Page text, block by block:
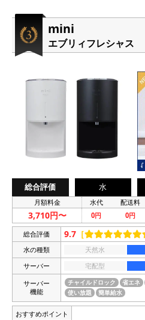
mini
エブリィフレシャス
総合評価 水
月額料金 水代 配送料
3,710円〜 0円 0円
総合評価 9.7 ［
水の種類 天然水
サーバー
宅配型
サーバー
機能
チャイルドロック 省エネ
使い放題
簡単給水
おすすめポイント